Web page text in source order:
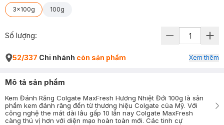
3x100g 100g
Số lượng:
52/337 Chi nhánh còn sản phẩm Xem thêm
Mô tả sản phẩm
Kem Đánh Răng Colgate MaxFresh Hương Nhiệt Đới 100g là sản
phẩm kem đánh răng đến từ thương hiệu Colgate của Mỹ. Với
công nghệ the mát dài lâu gấp 10 lần nay Colgate MaxFresh
càng thú vị hơn với diện mạo hoàn toàn mới. Các tinh cự